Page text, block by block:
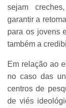
sejam
garantir a
para os jovens
também a
Em relação ao
no caso das
centros de
de viés